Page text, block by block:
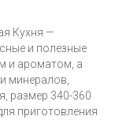
Кухня —
и полезные
и ароматом, а
минералов,
размер 340-360
приготовления